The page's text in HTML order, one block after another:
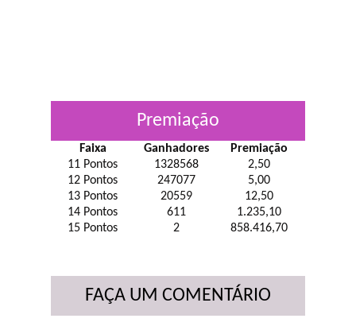
Premiação
Faixa Ganhadores
Premiação
11 Pontos
1328568
2,50
12 Pontos
247077
5,00
13 Pontos
20559
12,50
14 Pontos
611
1.235,10
15 Pontos
2 858.416,70
FAÇA UM COMENTÁRIO